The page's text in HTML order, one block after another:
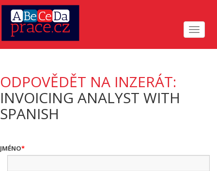
Toggle
ODPOVĚDĚT NA INZERÁT:
INVOICING ANALYST WITH
SPANISH
JMÉNO